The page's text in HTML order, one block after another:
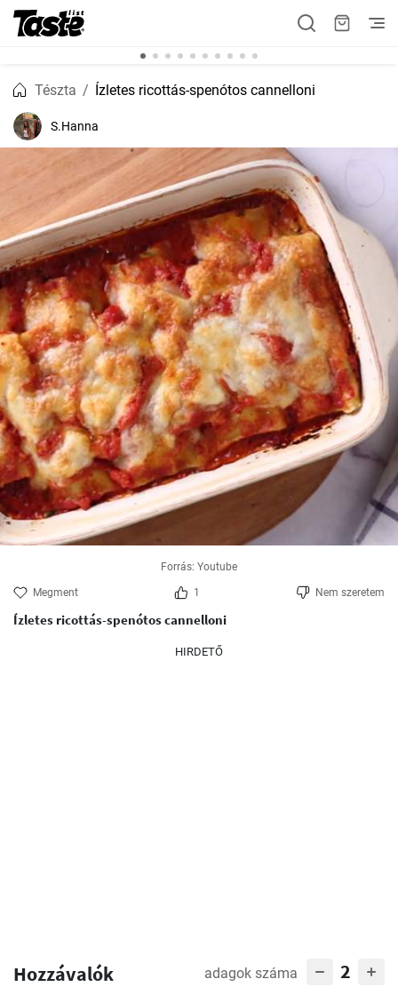
Tészta Ízletes ricottás-spenótos cannelloni
S.Hanna
Forrás: Youtube
Megment 1 Nem szeretem
Ízletes ricottás-spenótos cannelloni
HIRDETŐ
Hozzávalók adagok száma 2